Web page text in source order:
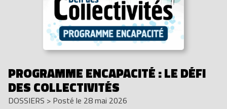
PROGRAMME ENCAPACITÉ : LE DÉFI
DES COLLECTIVITÉS
DOSSIERS > Posté le 28 mai 2026